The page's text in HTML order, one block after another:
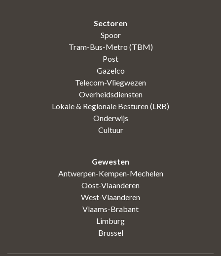
Sectoren
Spoor
Tram-Bus-Metro (TBM)
Post
Gazelco
Telecom-Vliegwezen
Overheidsdiensten
Lokale & Regionale Besturen (LRB)
Onderwijs
Cultuur
Gewesten
Antwerpen-Kempen-Mechelen
Oost-Vlaanderen
West-Vlaanderen
Vlaams-Brabant
Limburg
Brussel